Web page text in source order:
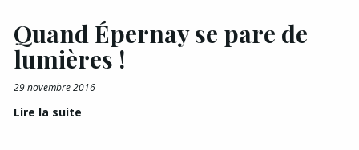
Quand Épernay se pare de
lumières !
29 novembre 2016
Lire la suite